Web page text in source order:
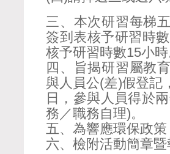
三、本次研習每梯
簽到表核予研習時
核予研習時數15小
四、旨揭研習屬教
與人員公(差)假登記
日，參與人員得於
務／職務自理)。
五、為響應環保政
六、檢附活動簡章